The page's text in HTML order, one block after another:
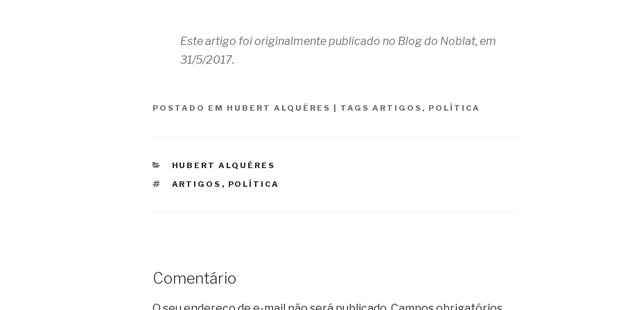
Este artigo foi originalmente publicado no Blog do Noblat, em
31/5/2017.
POSTADO EM HUBERT ALQUÉRES | TAGS ARTIGOS , POLÍTICA
CATEGORIAS
HUBERT ALQUÉRES
TAGS
ARTIGOS , POLÍTICA
Comentário